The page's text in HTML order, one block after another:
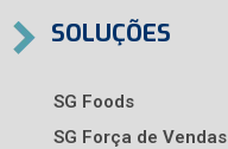
SOLUÇÕES
SG Foods
SG Força de Vendas